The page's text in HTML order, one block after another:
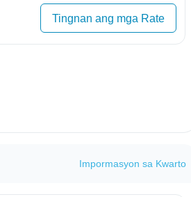
Tingnan ang mga Rate
Impormasyon sa Kwarto